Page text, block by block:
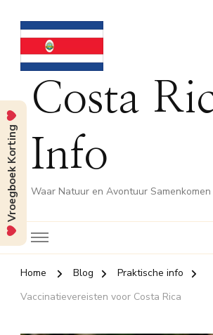
Costa
Info
Waar Natuur en Avontuur Samenkomen
Home Blog
Praktische info
Vaccinatievereisten voor Costa Rica
Vroegboek Korting